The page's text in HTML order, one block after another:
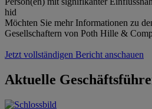
hid
Möchten Sie mehr Informationen zu
Gesellschaftern von Poth Hille &
Jetzt vollständigen Bericht anschauen
Aktuelle